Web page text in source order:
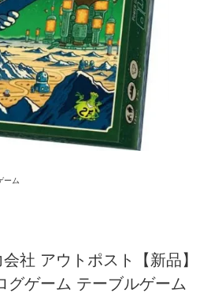
ーム
社 アウトポスト【新品】
グゲーム テーブルゲーム